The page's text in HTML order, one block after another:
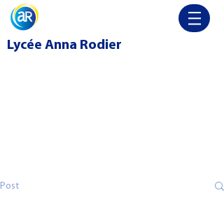
Lycée Anna Rodier
Post